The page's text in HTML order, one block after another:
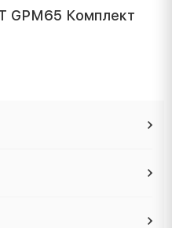
GPM65 Комплект